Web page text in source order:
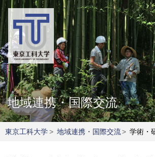
地域連携・国際交流
東京工科大学> 地域連携・国際交流> 学術・研